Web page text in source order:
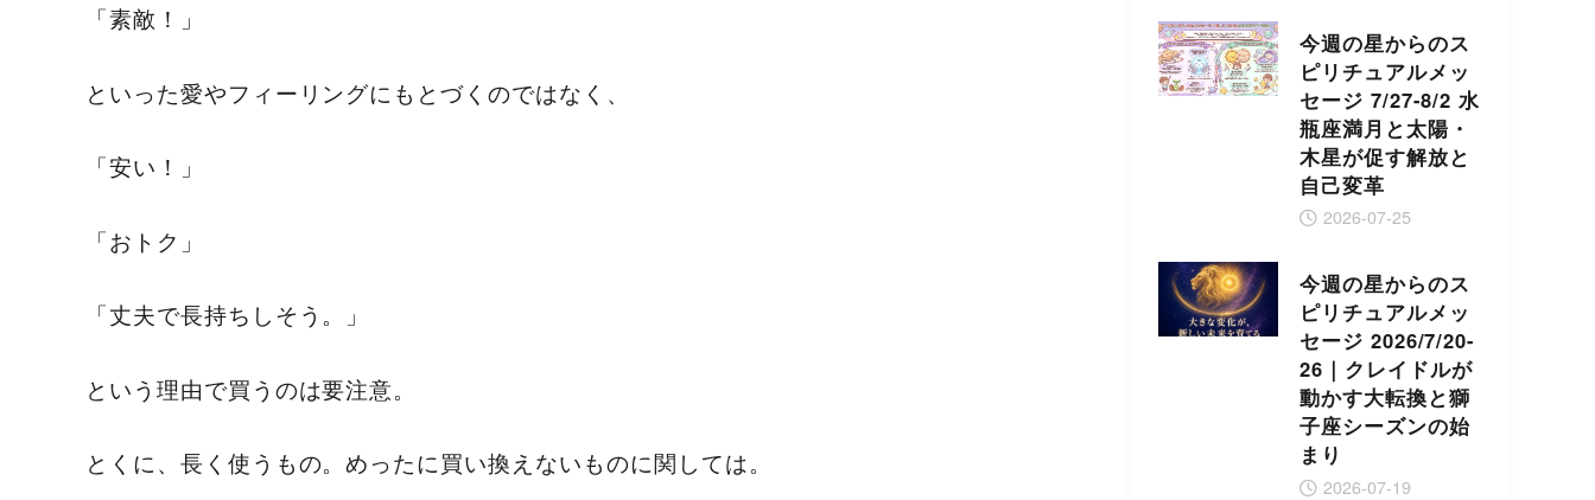
「素敵！」
といった愛やフィーリングにもとづくのではなく、
「安い！」
「おトク」
「丈夫で長持ちしそう。」
という理由で買うのは要注意。
とくに、長く使うもの。めったに買い換えないものに関しては。
今週の星からのス
ピリチュアルメッ
セージ 7/27-8/2 水
瓶座満月と太陽・
木星が促す解放と
自己変革
2026-07-25
今週の星からのス
ピリチュアルメッ
セージ 2026/7/20-
26｜クレイドルが
動かす大転換と獅
子座シーズンの始
まり
2026-07-19